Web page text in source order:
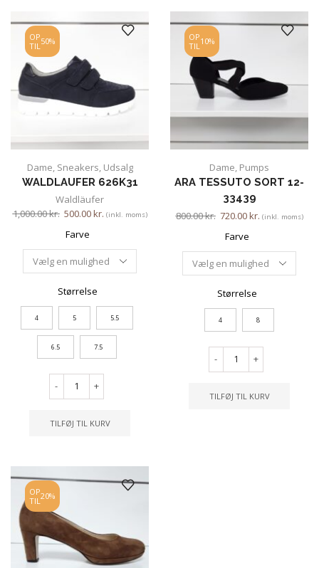
OP
TIL 50%
Dame, Sneakers, Udsalg
WALDLAUFER 626K31
Waldläufer
1,000.00kr. 500.00kr. (inkl. moms)
Farve
Størrelse
4 5 5.5
6.5 7.5
- +
TILFØJ TIL KURV
OP
TIL 10%
Dame, Pumps
ARA TESSUTO SORT 12-
33439
800.00kr. 720.00kr. (inkl. moms)
Farve
Størrelse
4 8
- +
TILFØJ TIL KURV
OP
TIL 20%